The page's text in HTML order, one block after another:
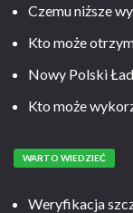
Czemu niższe
Kto może
Nowy Polski
Kto może
WARTO WIEDZIEĆ
Weryfikacja